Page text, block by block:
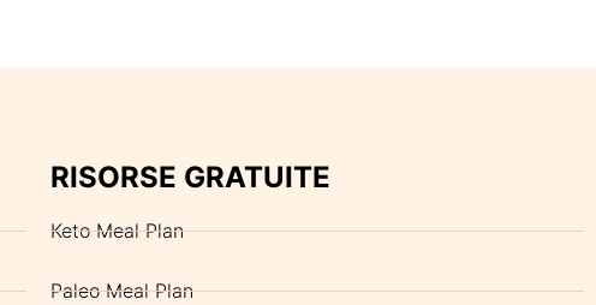
RISORSE GRATUITE
Keto Meal Plan
Paleo Meal Plan